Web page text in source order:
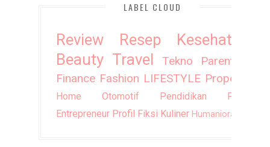
LABEL CLOUD
Review Resep
Kesehatan
Beauty Travel Tekno
Parenting
Finance Fashion LIFESTYLE Property
Home Otomotif Pendidikan
Puisi
Entrepreneur Profil Fiksi Kuliner Humaniora